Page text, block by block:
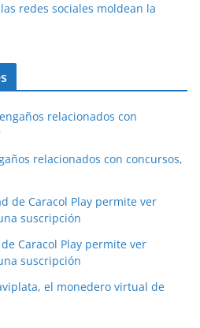
redes sociales moldean la
relacionados con
relacionados con concursos,
de Caracol Play permite ver
suscripción
Caracol Play permite ver
suscripción
el monedero virtual de